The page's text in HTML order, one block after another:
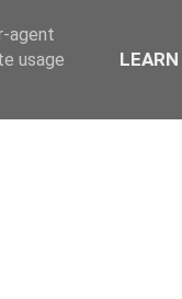
agent
usage